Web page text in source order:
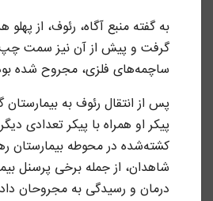
به گفته منبع آگاه، رئوف، از
گرفت و پیش از آن نیز سمت
ساچمه‌های فلزی، مجروح شده
پس از انتقال رئوف به بیمارستان
پیکر او همراه با پیکر تعدادی
کشته‌شده در محوطه بیمارستان
شاهدان، از جمله برخی پرسنل
درمان و رسیدگی به مجروحان